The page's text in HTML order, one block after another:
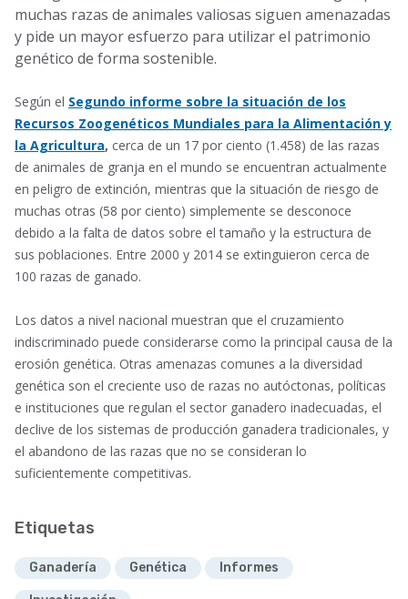
muchas razas de animales valiosas siguen amenazadas
y pide un mayor esfuerzo para utilizar el patrimonio
genético de forma sostenible.
Según el Segundo informe sobre la situación de los
Recursos Zoogenéticos Mundiales para la Alimentación y
la Agricultura, cerca de un 17 por ciento (1.458) de las razas
de animales de granja en el mundo se encuentran actualmente
en peligro de extinción, mientras que la situación de riesgo de
muchas otras (58 por ciento) simplemente se desconoce
debido a la falta de datos sobre el tamaño y la estructura de
sus poblaciones. Entre 2000 y 2014 se extinguieron cerca de
100 razas de ganado.
Los datos a nivel nacional muestran que el cruzamiento
indiscriminado puede considerarse como la principal causa de la
erosión genética. Otras amenazas comunes a la diversidad
genética son el creciente uso de razas no autóctonas, políticas
e instituciones que regulan el sector ganadero inadecuadas, el
declive de los sistemas de producción ganadera tradicionales, y
el abandono de las razas que no se consideran lo
suficientemente competitivas.
Etiquetas
Ganadería Genética Informes